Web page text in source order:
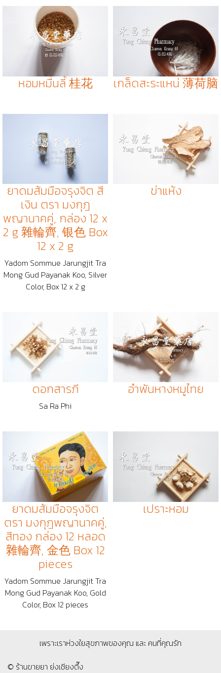
หอมหมื่นลี้ 桂花 เกล็ดสะระแหน่ 薄荷脑
ยาดมส้มมือจรุงจิต สี
เงิน ตรา มงกุฎ
พญานาคคู่, กล่อง 12 x
2 g 雜輪齊, 银色 Box
12 x 2 g
Yadom Sommue Jarungjit Tra
Mong Gud Payanak Koo, Silver
Color, Box 12 x 2 g
ข่าแห้ง
ดอกสารภี
Sa Ra Phi
อำพันหางหมูไทย
ยาดมส้มมือจรุงจิต
ตรา มงกุฎพญานาคคู่,
สีทอง กล่อง 12 หลอด
雜輪齊, 金色 Box 12
pieces
Yadom Sommue Jarungjit Tra
Mong Gud Payanak Koo, Gold
Color, Box 12 pieces
เปราะหอม
เพราะเราห่วงใยสุขภาพของคุณ และ คนที่คุณรัก
© ร้านขายยา ย่งเชียงตึ๊ง